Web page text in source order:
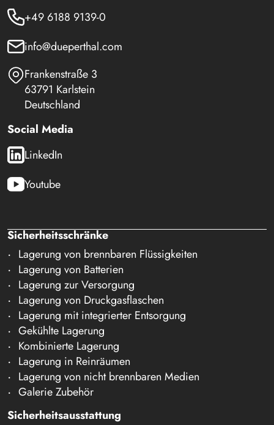
+49 6188 9139-0
info@dueperthal.com
Frankenstraße 3
63791 Karlstein
Deutschland
Social Media
LinkedIn
Youtube
Sicherheitsschränke
Lagerung von brennbaren Flüssigkeiten
Lagerung von Batterien
Lagerung zur Versorgung
Lagerung von Druckgasflaschen
Lagerung mit integrierter Entsorgung
Gekühlte Lagerung
Kombinierte Lagerung
Lagerung in Reinräumen
Lagerung von nicht brennbaren Medien
Galerie Zubehör
Sicherheitsausstattung